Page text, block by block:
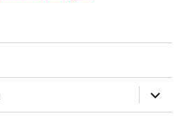
прошири
изборник